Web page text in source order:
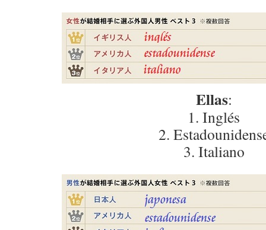
Ellas:
1. Inglés
2.
3. Italiano